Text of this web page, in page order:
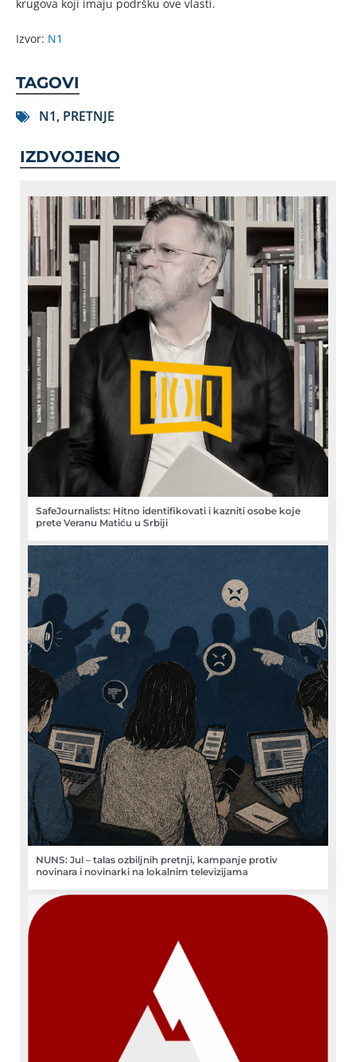
krugova koji imaju podršku ove vlasti.
Izvor: N1
TAGOVI
N1, PRETNJE
IZDVOJENO
SafeJournalists: Hitno identifikovati i kazniti osobe koje
prete Veranu Matiću u Srbiji
NUNS: Jul – talas ozbiljnih pretnji, kampanje protiv
novinara i novinarki na lokalnim televizijama